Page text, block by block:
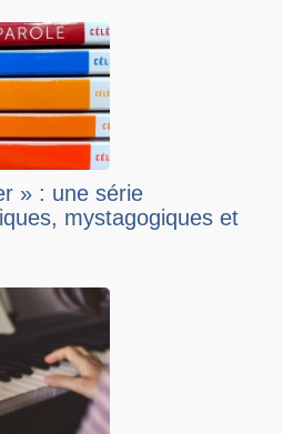
» : une série
mystagogiques et